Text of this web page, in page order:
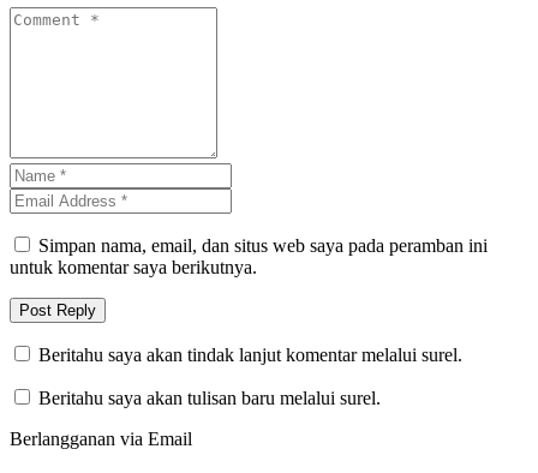
Simpan nama, email, dan situs web saya pada peramban ini
untuk komentar saya berikutnya.
Beritahu saya akan tindak lanjut komentar melalui surel.
Beritahu saya akan tulisan baru melalui surel.
Berlangganan via Email